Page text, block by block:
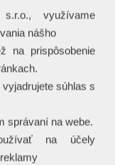
využívame
nášho
na prispôsobenie
vyjadrujete súhlas s
správaní na webe.
na účely